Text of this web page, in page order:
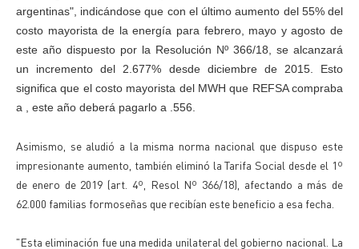
argentinas", indicándose que con el último aumento del 55% del
costo mayorista de la energía para febrero, mayo y agosto de
este año dispuesto por la Resolución Nº 366/18, se alcanzará
un incremento del 2.677% desde diciembre de 2015. Esto
significa que el costo mayorista del MWH que REFSA compraba
a , este año deberá pagarlo a .556.
Asimismo, se aludió a la misma norma nacional que dispuso este
impresionante aumento, también eliminó la Tarifa Social desde el 1º
de enero de 2019 (art. 4º, Resol Nº 366/18), afectando a más de
62.000 familias formoseñas que recibían este beneficio a esa fecha.
"Esta eliminación fue una medida unilateral del gobierno nacional. La